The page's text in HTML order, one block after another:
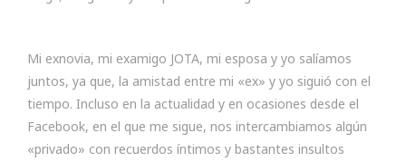
Mi exnovia, mi examigo JOTA, mi esposa y yo salíamos
juntos, ya que, la amistad entre mi «ex» y yo siguió con el
tiempo. Incluso en la actualidad y en ocasiones desde el
Facebook, en el que me sigue, nos intercambiamos algún
«privado» con recuerdos íntimos y bastantes insultos